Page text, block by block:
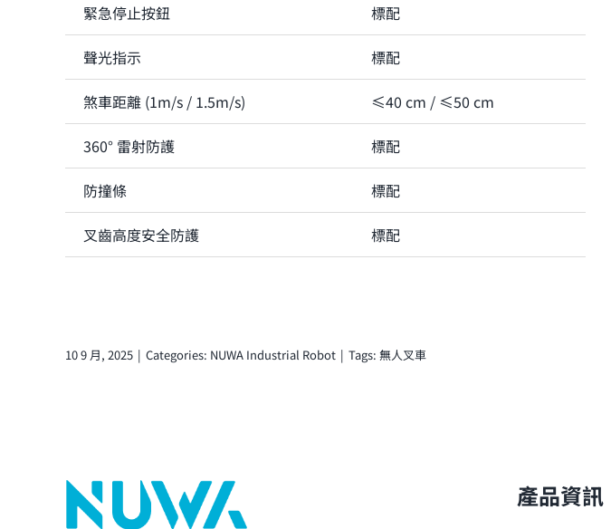
緊急停止按鈕 標配
聲光指示 標配
煞車距離 (1m/s / 1.5m/s) ≤40 cm / ≤50 cm
360° 雷射防護 標配
防撞條 標配
叉齒高度安全防護 標配
10 9 月, 2025 | Categories: NUWA Industrial Robot | Tags: 無人叉車
產品資訊